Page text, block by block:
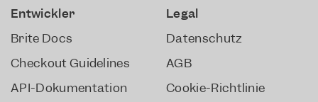
Entwickler​
Brite Docs
Checkout Guidelines
API-Dokumentation
Legal
Datenschutz
AGB
Cookie-Richtlinie